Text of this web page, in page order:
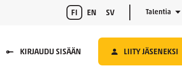
FI EN SV Talentia
KIRJAUDU SISÄÄN LIITY JÄSENEKSI